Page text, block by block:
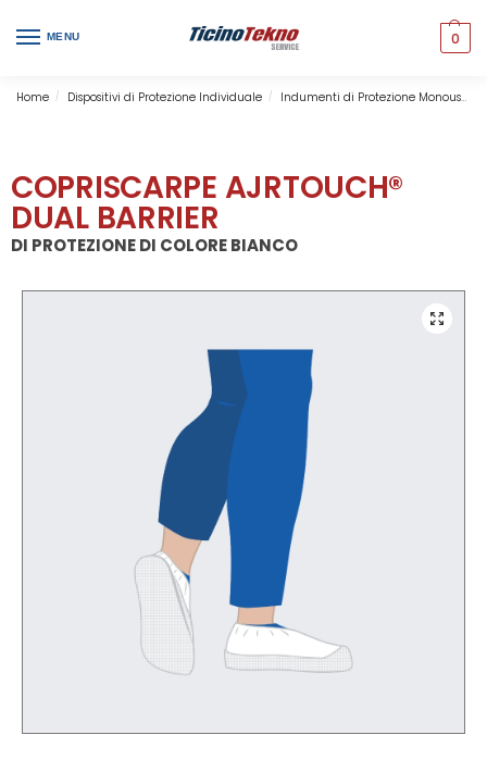
MENU 0
Home / Dispositivi di Protezione Individuale / Indumenti di Protezione Monouso
COPRISCARPE AJRTOUCH®
DUAL BARRIER
DI PROTEZIONE DI COLORE BIANCO